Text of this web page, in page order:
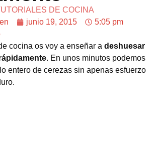
DE COCINA
junio 19, 2015
5:05 pm
cocina os voy a enseñar a deshuesar
. En unos minutos podemos
entero de cerezas sin apenas esfuerzo